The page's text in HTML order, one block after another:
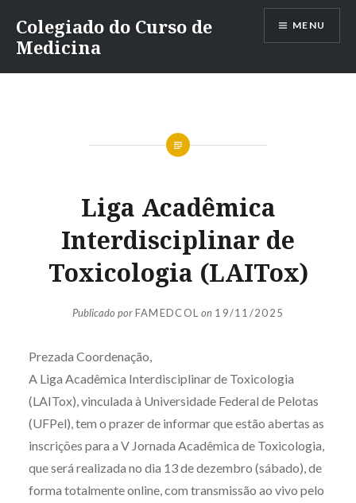
para
conteúdo
Colegiado do Curso de
Medicina
MENU
Liga Acadêmica
Interdisciplinar de
Toxicologia (LAITox)
Publicado porFAMEDCOL on 19/11/2025
Prezada Coordenação,
A Liga Acadêmica Interdisciplinar de Toxicologia
(LAITox), vinculada à Universidade Federal de Pelotas
(UFPel), tem o prazer de informar que estão abertas as
inscrições para a V Jornada Acadêmica de Toxicologia,
que será realizada no dia 13 de dezembro (sábado), de
forma totalmente online, com transmissão ao vivo pelo